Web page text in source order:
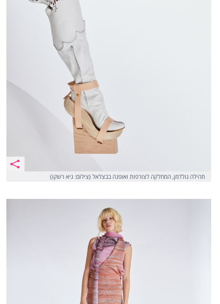
תהילה גולדמן, המחלקה לצורפות ואופנה בבצלאל (צילום: גיא רשקו)